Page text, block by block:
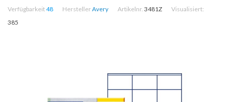
Verfügbarkeit48 HerstellerAvery Artikelnr. 3481Z
Visualisiert:
385